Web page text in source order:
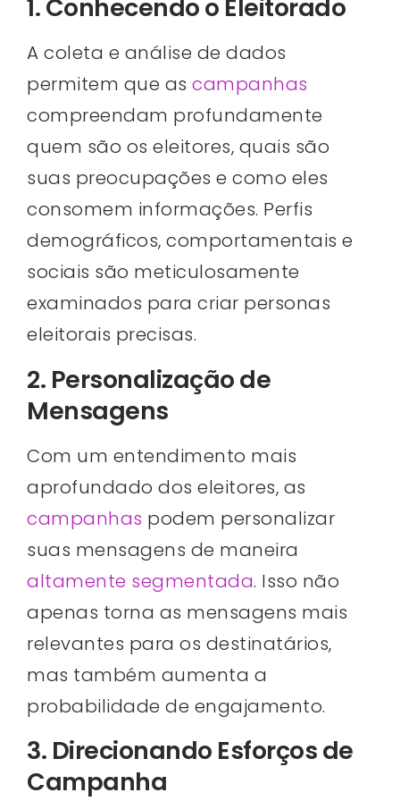
1. Conhecendo o Eleitorado
A coleta e análise de dados
permitem que as campanhas
compreendam profundamente
quem são os eleitores, quais são
suas preocupações e como eles
consomem informações. Perfis
demográficos, comportamentais e
sociais são meticulosamente
examinados para criar personas
eleitorais precisas.
2. Personalização de
Mensagens
Com um entendimento mais
aprofundado dos eleitores, as
campanhas podem personalizar
suas mensagens de maneira
altamente segmentada. Isso não
apenas torna as mensagens mais
relevantes para os destinatários,
mas também aumenta a
probabilidade de engajamento.
3. Direcionando Esforços de
Campanha